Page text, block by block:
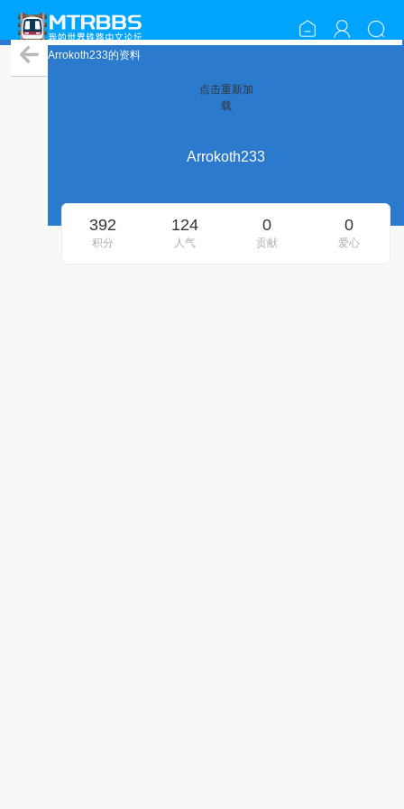
Arrokoth233的资料
点击重新加
载
Arrokoth233
392
积分
124
人气
0
贡献
0
爱心